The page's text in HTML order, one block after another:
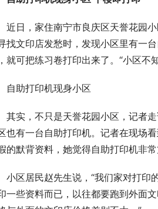
近日，家住南宁市良庆区天誉花园
找文印店发愁时，发现小区里有一
就可把练习卷打印出来了。“小区不
自助打印机现身小区
其实，不只是天誉花园小区，记者
也有一台自助打印机。记者在现场
的默背资料，她觉得自助打印机非
小区居民赵先生说，“我们家对打印
一些资料而已，以往都要跑到外面